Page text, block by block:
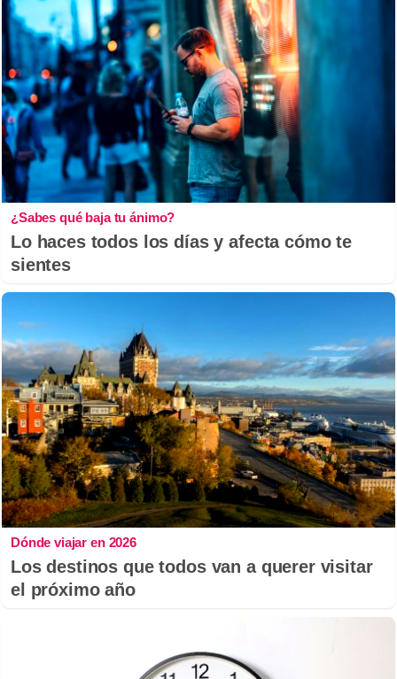
¿Sabes qué baja tu ánimo?
Lo haces todos los días y afecta cómo te
sientes
Dónde viajar en 2026
Los destinos que todos van a querer visitar
el próximo año